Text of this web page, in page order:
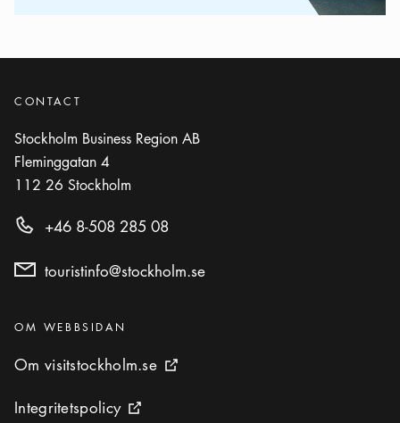
CONTACT
Stockholm Business Region AB
Fleminggatan 4
112 26 Stockholm
+46 8-508 285 08
touristinfo@stockholm.se
Kategorier:
OM WEBBSIDAN
Om visitstockholm.se
Om visitstockholm.se Extern ikon
Integritetspolicy
Integritetspolicy Extern ikon